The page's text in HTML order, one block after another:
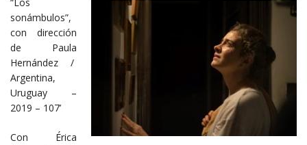
sonámbulos”,
con dirección
de Paula
Hernández /
Argentina,
Uruguay –
2019 – 107’
Con Érica